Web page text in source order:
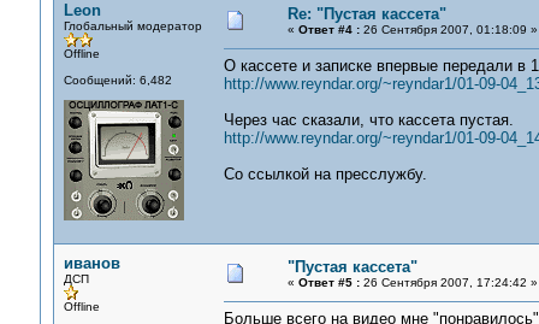
Leon
Глобальный модератор
Offline
Сообщений: 6,482
Re: "Пустая кассета"
« Ответ #4 :26 Сентября 2007, 01:18:09 »
О кассете и записке впервые передали в
http://www.reyndar.org/~reyndar1/01-09-
Через час сказали, что кассета пустая.
http://www.reyndar.org/~reyndar1/01-09-
Со ссылкой на пресслужбу.
иванов
ДСП
Offline
"Пустая кассета"
« Ответ #5 :26 Сентября 2007, 17:24:42 »
Больше всего на видео мне